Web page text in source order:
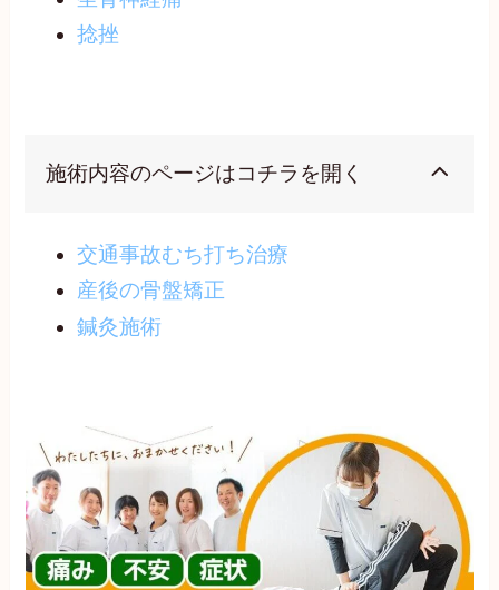
捻挫
施術内容のページはコチラを開く
交通事故むち打ち治療
産後の骨盤矯正
鍼灸施術